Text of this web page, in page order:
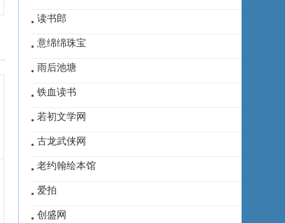
读书郎
意绵绵珠宝
雨后池塘
铁血读书
若初文学网
古龙武侠网
老约翰绘本馆
爱拍
创盛网